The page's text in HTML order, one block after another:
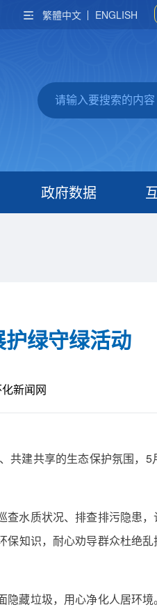
繁體中文 ENGLISH
政府数据
绿守绿活动
新闻网
共建共享的生态保护氛围，
水质状况、排查排污隐患
知识，耐心劝导群众杜绝
藏垃圾，用心净化人居环